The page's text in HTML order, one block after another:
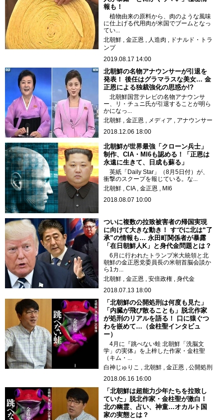
報も！
植物由来の原料から、肉のような風味
に仕上げる代用肉が米国でブームとなっ
てい...
北朝鮮
金正恩 人造肉
ドナルド・トラ
ンプ
2019.08.17 14:00
北朝鮮の名物アナウンサーが引退を
発表！ 後任はグラマラスな美女… 金
正恩による独裁強化の思惑か!?
北朝鮮国営テレビの名物アナウンサ
ー、リ・チュニ氏が引退することが明ら
かになっ...
北朝鮮
金正恩 メディア
アナウンサー
2018.12.06 18:00
北朝鮮が世界最強「クローン兵士」
制作、CIA・MI6も認める！「正恩は
永遠に生きて、日成も蘇る」
英紙「Daily Star」（8月5日付）が、
衝撃のスクープを報じている。な...
北朝鮮
CIA 金正恩
MI6
2018.08.07 10:00
ついに複数の拉致被害者の帰国実現
に向けて大きな動き！ すでに北は“了
承”の情報も… 永田町関係者が暴露
「在日朝鮮人K」と身代金問題とは？
6月に行われたトランプ米大統領と北
朝鮮の金正恩党委員長の米朝首脳会談か
ら1カ...
北朝鮮
金正恩 安倍政権
身代金
2018.07.13 18:00
「北朝鮮の公開処刑は何度も見た」
「内臓が飛び散ることも」脱北作家
が処刑のリアルを語る！ 口に猿ぐつ
わを嵌めて…（金柱聖インタビュ
ー）
4月に『跳べない蛙 北朝鮮「洗脳文
学」の実体』を上梓した作家・金柱聖
（キム・...
白神じゅりこ
北朝鮮 金正恩
公開処刑
2018.06.16 16:00
「北朝鮮は超能力少年たちを拉致し
ていた」脱北作家・金柱聖が激白！
北の幽霊、占い、神童…オカルト国
家の実態とは？